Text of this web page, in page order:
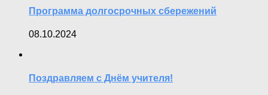
Программа долгосрочных сбережений
08.10.2024
Поздравляем с Днём учителя!